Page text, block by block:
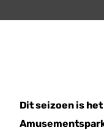
Dit seizoen is